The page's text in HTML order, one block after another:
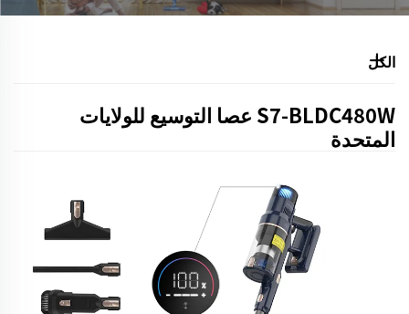
الكل
S7-BLDC480W عصا التوسيع للولايات
المتحدة